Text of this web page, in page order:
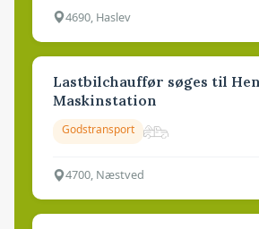
4690, Haslev
Lastbilchauffør søges til
Maskinstation
Godstransport
4700, Næstved